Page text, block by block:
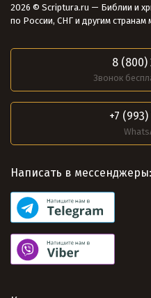
2026 © Scriptura.ru — Библии и
по России, СНГ и другим странам
8 (800)
Звонок
+7
Написать в мессенджеры: